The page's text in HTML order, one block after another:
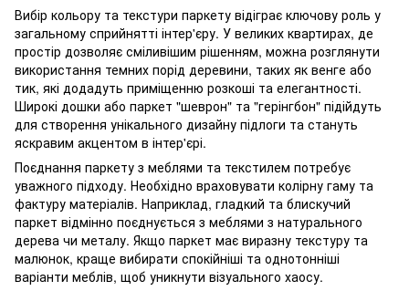
Вибір кольору та текстури паркету відіграє ключову роль у
загальному сприйнятті інтер'єру. У великих квартирах, де
простір дозволяє сміливішим рішенням, можна розглянути
використання темних порід деревини, таких як венге або
тик, які додадуть приміщенню розкоші та елегантності.
Широкі дошки або паркет "шеврон" та "герінгбон" підійдуть
для створення унікального дизайну підлоги та стануть
яскравим акцентом в інтер'єрі.
Поєднання паркету з меблями та текстилем потребує
уважного підходу. Необхідно враховувати колірну гаму та
фактуру матеріалів. Наприклад, гладкий та блискучий
паркет відмінно поєднується з меблями з натурального
дерева чи металу. Якщо паркет має виразну текстуру та
малюнок, краще вибирати спокійніші та однотонніші
варіанти меблів, щоб уникнути візуального хаосу.